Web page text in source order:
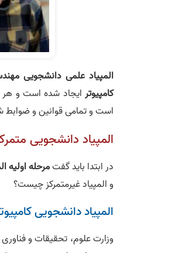
المپیاد علمی دانشجویی
کامپیوتر ایجاد شده است و هر
است و تمامی قوانین و ضوابط
المپیاد دانشجویی
در ابتدا باید گفتمرحله اولیه
و المپیاد غیرمتمرکز چیست؟
المپیاد دانشجویی